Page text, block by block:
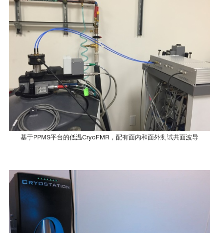
基于PPMS平台的低温CryoFMR，配有面内和面外测试共面波导
参考文献
[1]
■ 提取合金膜的饱和磁化强度Ms，阻尼系数
α，以及交换劲度A
Field[Oe]
ISHE-CPW (4087-608 *
PhaseFMR-40
哈尔滨工业大学
CryoFMR
湖南大学
CryoFMR
三峡大学
CryoFMR
包头师范学院
CryoFMR